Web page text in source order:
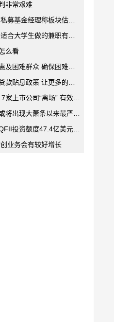
非常艰难
理称板块估值处于合理水平
学生做的兼职有哪些？
么看
保困难群众不为基本生活发愁
让更多的小微企业有钱创业
“离场” 有效提升上市公司质量
现大萧条以来最严重后果
47.4亿美元 超去年全年总额度
业务会有较好增长